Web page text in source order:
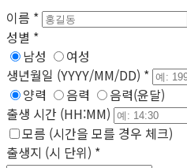
이름 *
성별 *
남성
여성
생년월일 (YYYY/MM/DD) *
양력
음력
음력(윤달)
출생 시간 (HH:MM)
모름 (시간을 모를 경우 체크)
출생지 (시 단위) *